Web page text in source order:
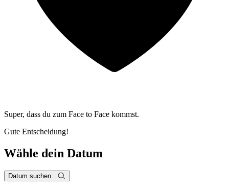
Super, dass du zum Face to Face kommst.
Gute Entscheidung!
Wähle dein Datum
Datum suchen...